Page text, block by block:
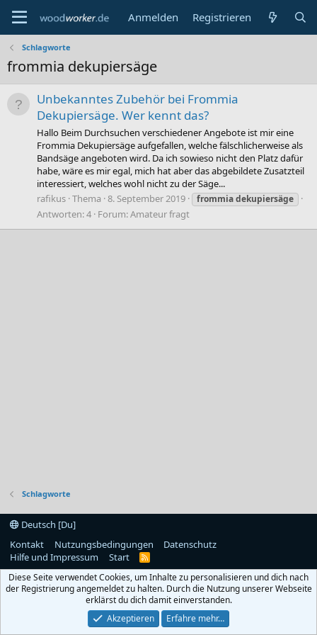
Anmelden Registrieren
Schlagworte
frommia dekupiersäge
Unbekanntes Zubehör bei Frommia
Dekupiersäge. Wer kennt das?
Hallo Beim Durchsuchen verschiedener Angebote ist mir eine
Frommia Dekupiersäge aufgefallen, welche fälschlicherweise als
Bandsäge angeboten wird. Da ich sowieso nicht den Platz dafür
habe, wäre es mir egal, mich hat aber das abgebildete Zusatzteil
interessiert, welches wohl nicht zu der Säge...
rafikus Thema 8. September 2019 frommiadekupiersäge
Antworten: 4 Forum:Amateur fragt
Schlagworte
Deutsch [Du]
Kontakt
Nutzungsbedingungen
Datenschutz
Hilfe und Impressum
Start
R
S
Diese Seite verwendet Cookies, um Inhalte zu personalisieren und dich nach
der Registrierung angemeldet zu halten. Durch die Nutzung unserer Webseite
erklärst du dich damit einverstanden.
Akzeptieren
Erfahre mehr…